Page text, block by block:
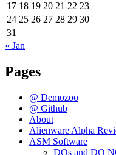
17 18 19 20 21 22 23
24 25 26 27 28 29 30
31
« Jan
Pages
@ Demozoo
@ Github
About
Alienware Alpha
ASM Software
DOs and DO